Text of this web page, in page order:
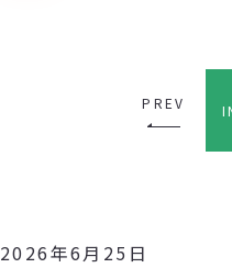
PREV
2026年6月25日